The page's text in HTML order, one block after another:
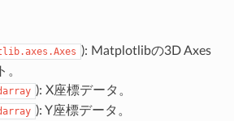
): Matplotlibの3D Axes
。
): X座標データ。
): Y座標データ。